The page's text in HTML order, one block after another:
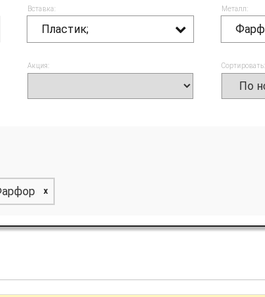
Вставка:
Пластик;
Металл:
Акция: Сортировать:
x